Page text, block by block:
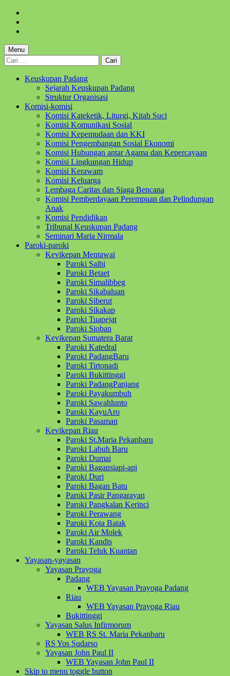
content
footer
Menu
Cari
untuk:
Keuskupan Padang
Sejarah Keuskupan Padang
Struktur Organisasi
Komisi-komisi
Komisi Kateketik, Liturgi, Kitab Suci
Komisi Komunikasi Sosial
Komisi Kepemudaan dan KKI
Komisi Pengembangan Sosial Ekonomi
Komisi Hubungan antar Agama dan Kepercayaan
Komisi Lingkungan Hidup
Komisi Kerawam
Komisi Keluarga
Lembaga Caritas dan Siaga Bencana
Komisi Pemberdayaan Perempuan dan Pelindungan
Anak
Komisi Pendidikan
Tribunal Keuskupan Padang
Seminari Maria Nirmala
Paroki-paroki
Kevikepan Mentawai
Paroki Saibi
Paroki Betaet
Paroki Simalibbeg
Paroki Sikabaluan
Paroki Siberut
Paroki Sikakap
Paroki Tuapejat
Paroki Sioban
Kevikepan Sumatera Barat
Paroki Katedral
Paroki PadangBaru
Paroki Tirtonadi
Paroki Bukittinggi
Paroki PadangPanjang
Paroki Payakumbuh
Paroki Sawahlunto
Paroki KayuAro
Paroki Pasaman
Kevikepan Riau
Paroki St.Maria Pekanbaru
Paroki Labuh Baru
Paroki Dumai
Paroki Bagansiapi-api
Paroki Duri
Paroki Bagan Batu
Paroki Pasir Pangarayan
Paroki Pangkalan Kerinci
Paroki Perawang
Paroki Kota Batak
Paroki Air Molek
Paroki Kandis
Paroki Teluk Kuantan
Yayasan-yayasan
Yayasan Prayoga
Padang
WEB Yayasan Prayoga Padang
Riau
WEB Yayasan Prayoga Riau
Bukittinggi
Yayasan Salus Infirmorum
WEB RS St. Maria Pekanbaru
RS Yos Sudarso
Yayasan John Paul II
WEB Yayasan John Paul II
Skip to menu toggle button